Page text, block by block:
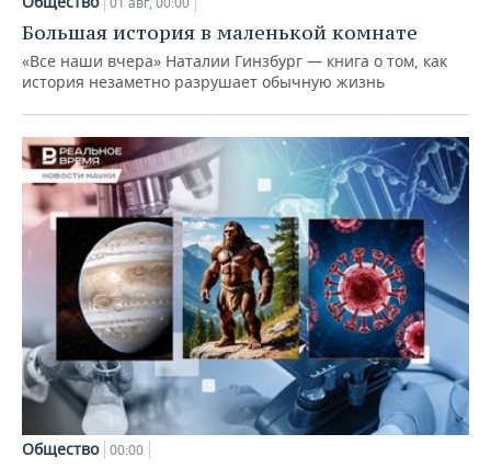
Большая история в маленькой комнате
«Все наши вчера» Наталии Гинзбург — книга о том, как
история незаметно разрушает обычную жизнь
Общество 00:00